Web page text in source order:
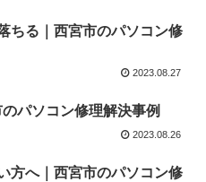
ちる｜西宮市のパソコン修
2023.08.27
パソコン修理解決事例
2023.08.26
方へ｜西宮市のパソコン修